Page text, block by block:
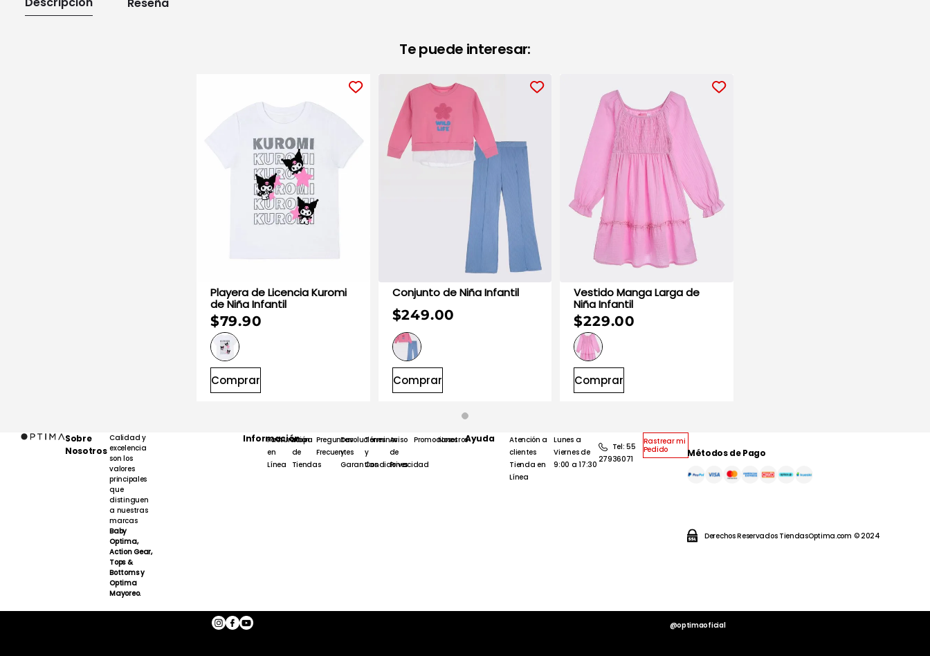
Te puede interesar:
Playera de Licencia Kuromi
de Niña Infantil
$79.90
Comprar
Conjunto de Niña Infantil
$249.00
Comprar
Vestido Manga Larga de
Niña Infantil
$229.00
Comprar
Sobre
Nosotros
Calidad y
excelencia
son los
valores
principales
que
distinguen
a nuestras
marcas
Baby
Optima,
Action Gear,
Tops &
Bottoms y
Optima
Mayoreo.
Información
Facturación
en
Línea
Mapa
de
Tiendas
Preguntas
Frecuentes
Devoluciones
y
Garantías
Términos
y
Condiciones
Aviso
de
Privacidad
Promociones
NosotrosAyuda
Atención a
clientes
Tienda en
Línea
Lunes a
Viernes de
9:00 a 17:30
Tel: 55
27936071
Rastrear mi
Pedido
Métodos de Pago
Derechos Reservados TiendasOptima.com © 2024
@optimaoficial